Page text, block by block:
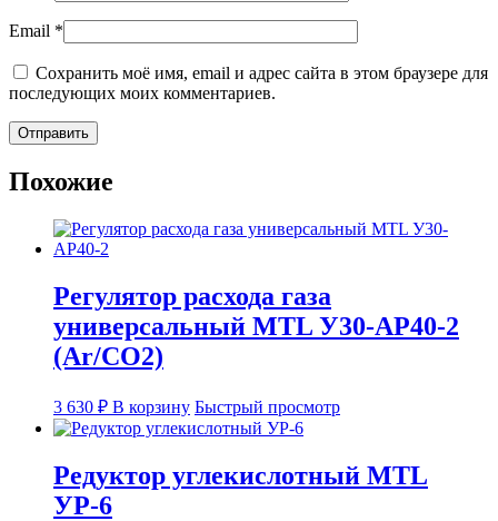
Email *
Сохранить моё имя, email и адрес сайта в этом браузере для
последующих моих комментариев.
Похожие
Регулятор расхода газа
универсальный MTL У30-АР40-2
(Ar/CO2)
3 630 ₽ В корзину Быстрый просмотр
Редуктор углекислотный MTL
УР-6